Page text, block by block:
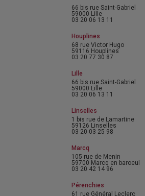
66 bis rue Saint-Gabriel
59000 Lille
03 20 06 13 11
Houplines
68 rue Victor Hugo
59116 Houplines
03 20 77 30 87
Lille
66 bis rue Saint-Gabriel
59000 Lille
03 20 06 13 11
Linselles
1 bis rue de Lamartine
59126 Linselles
03 20 03 25 98
Marcq
105 rue de Menin
59700 Marcq en baroeul
03 20 42 14 96
Pérenchies
61 rue Général Leclerc